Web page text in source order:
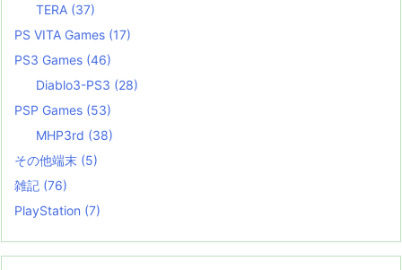
TERA (37)
PS VITA Games (17)
PS3 Games (46)
Diablo3-PS3 (28)
PSP Games (53)
MHP3rd (38)
その他端末 (5)
雑記 (76)
PlayStation (7)